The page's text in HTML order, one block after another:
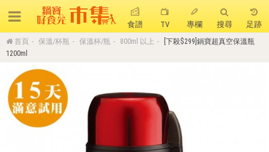
食譜 TV 專欄 搜尋 足跡
首頁 保溫/杯瓶 保溫杯/瓶 800ml 以上
[下殺$299]鍋寶超真空保溫瓶
1200ml
熱門搜尋
聚油不沾鍋 全球通吹風機